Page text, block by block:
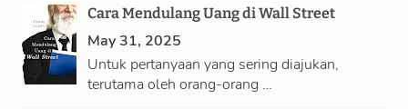
Cara Mendulang Uang di Wall Street
May 31, 2025
Untuk pertanyaan yang sering diajukan,
terutama oleh orang-orang …